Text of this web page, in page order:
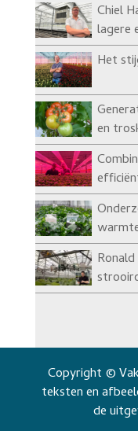
Chiel
lagere
Het
en
Copyright ©
teksten en
de